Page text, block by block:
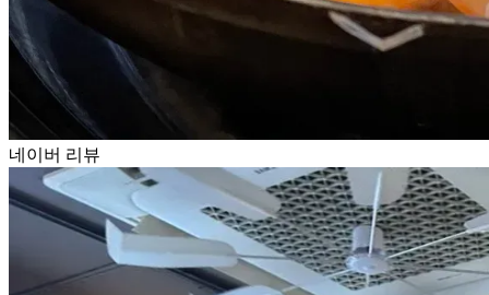
네이버 리뷰